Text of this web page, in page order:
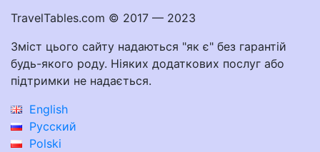
TravelTables.com © 2017 — 2023
Зміст цього сайту надаються "як є" без гарантій
будь-якого роду. Ніяких додаткових послуг або
підтримки не надається.
English
Русский
Polski